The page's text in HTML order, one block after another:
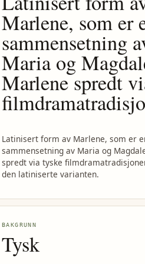
Marlene, som er
sammensetning
Maria og
Marlene spredt
Latinisert form av Marlene, som er
sammensetning av Maria og
spredt via tyske
den latiniserte varianten.
BAKGRUNN
Tysk